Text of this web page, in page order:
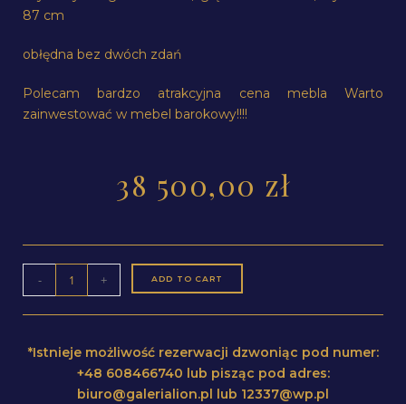
87 cm
obłędna bez dwóch zdań
Polecam bardzo atrakcyjna cena mebla Warto
zainwestować w mebel barokowy!!!!
38 500,00 zł
- + ADD TO CART
*Istnieje możliwość rezerwacji dzwoniąc pod numer:
+48 608466740 lub pisząc pod adres:
biuro@galerialion.pl lub 12337@wp.pl